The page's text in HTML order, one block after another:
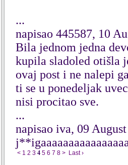
...
napisao 445587, 10
Bila jednom jedna
kupila sladoled otišla
ovaj post i ne nalepi
ti se u ponedeljak
nisi procitao sve.
...
napisao iva, 09
< 1 2 3 4 5 6 7 8 > Last ›